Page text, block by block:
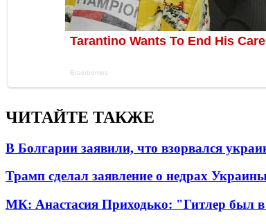
ЧИТАЙТЕ ТАКЖЕ
В Болгарии заявили, что взорвался
Трамп сделал заявление о недрах
МК: Анастасия Приходько: "Гитлер был